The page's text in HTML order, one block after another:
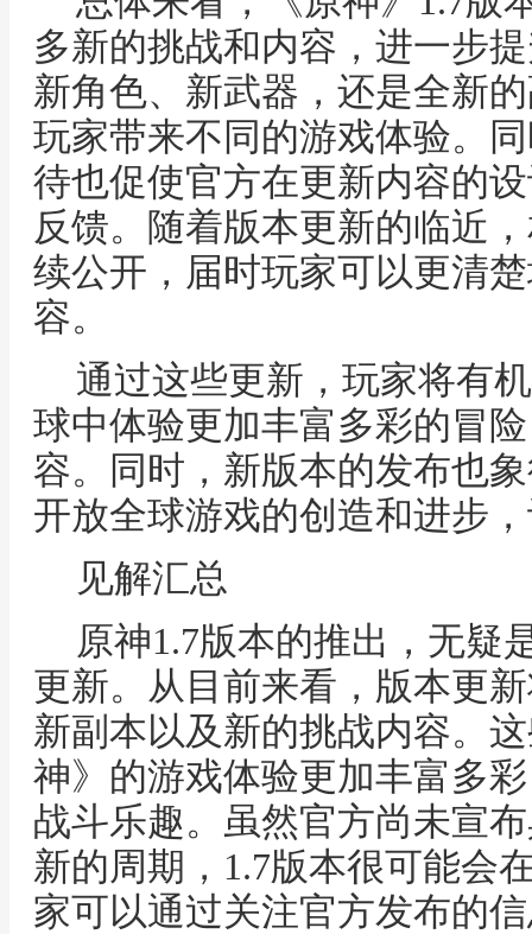
多新的挑战和内容，进一步
新角色、新武器，还是全新
玩家带来不同的游戏体验。
待也促使官方在更新内容的
反馈。随着版本更新的临近
续公开，届时玩家可以更清
容。
通过这些更新，玩家将有
球中体验更加丰富多彩的冒
容。同时，新版本的发布也
开放全球游戏的创造和进步
见解汇总
原神1.7版本的推出，无疑
更新。从目前来看，版本更
新副本以及新的挑战内容。
神》的游戏体验更加丰富多
战斗乐趣。虽然官方尚未宣
新的周期，1.7版本很可能会
家可以通过关注官方发布的